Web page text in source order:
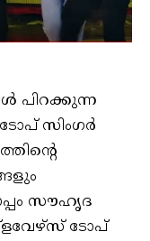
പിറക്കുന്ന
സിംഗർ
സൗഹൃദ
ടോപ്